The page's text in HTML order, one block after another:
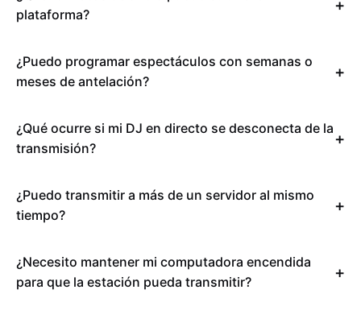
plataforma?
¿Puedo programar espectáculos con semanas o
meses de antelación?
¿Qué ocurre si mi DJ en directo se desconecta de la
transmisión?
¿Puedo transmitir a más de un servidor al mismo
tiempo?
¿Necesito mantener mi computadora encendida
para que la estación pueda transmitir?